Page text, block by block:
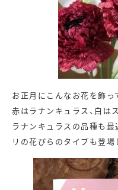
お正月にこんなお花を飾っ
赤はラナンキュラス、白は
ラナンキュラスの品種も
リの花びらのタイプも登場